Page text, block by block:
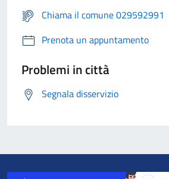
Chiama il comune 029592991
Prenota un appuntamento
Problemi in città
Segnala disservizio